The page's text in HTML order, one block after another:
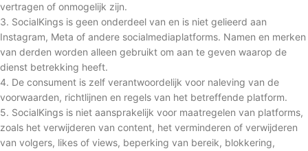
vertragen of onmogelijk zijn.
3. SocialKings is geen onderdeel van en is niet gelieerd aan
Instagram, Meta of andere socialmediaplatforms. Namen en merken
van derden worden alleen gebruikt om aan te geven waarop de
dienst betrekking heeft.
4. De consument is zelf verantwoordelijk voor naleving van de
voorwaarden, richtlijnen en regels van het betreffende platform.
5. SocialKings is niet aansprakelijk voor maatregelen van platforms,
zoals het verwijderen van content, het verminderen of verwijderen
van volgers, likes of views, beperking van bereik, blokkering,